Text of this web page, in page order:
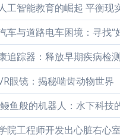
工智能教育的崛起 平衡现
车与道路电车困境：寻找“
追踪器：释放早期疾病检
眼镜：揭秘啮齿动物世界
鱼般的机器人：水下科技
院工程师开发出心脏右心